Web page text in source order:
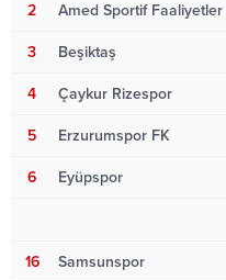
2 Amed Sportif Faaliyetler
3 Beşiktaş
4 Çaykur Rizespor
5 Erzurumspor FK
6 Eyüpspor
16 Samsunspor